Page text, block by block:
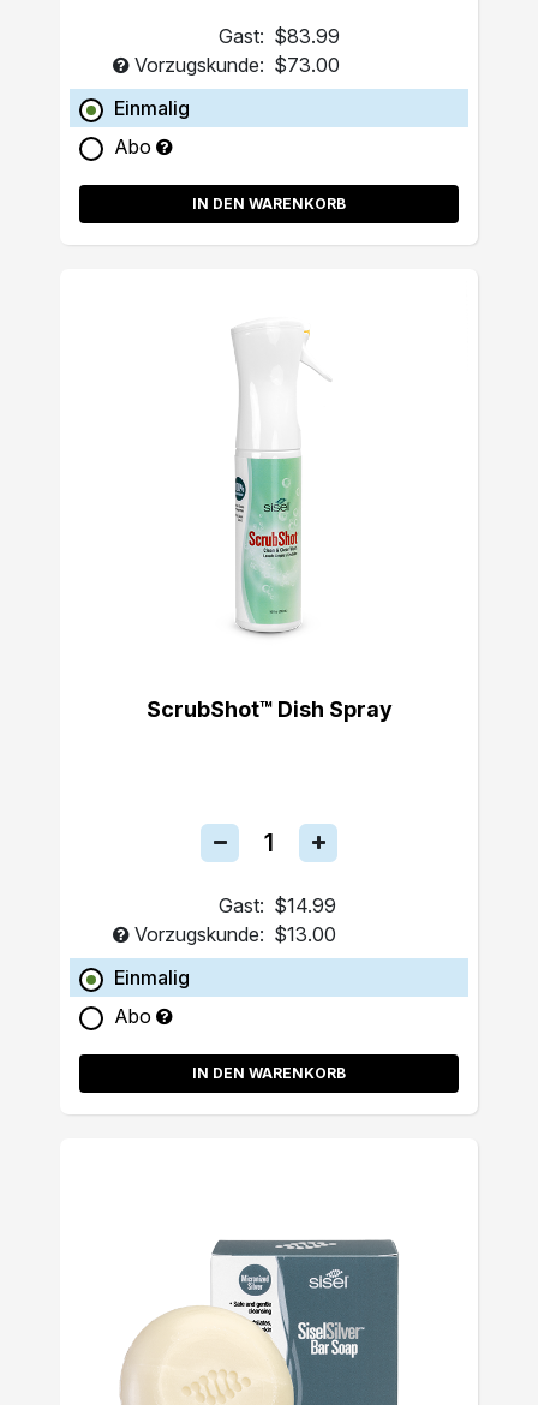
Gast: $83.99
Vorzugskunde: $73.00
Einmalig
Abo
IN DEN WARENKORB
ScrubShot™ Dish Spray
Gast: $14.99
Vorzugskunde: $13.00
Einmalig
Abo
IN DEN WARENKORB